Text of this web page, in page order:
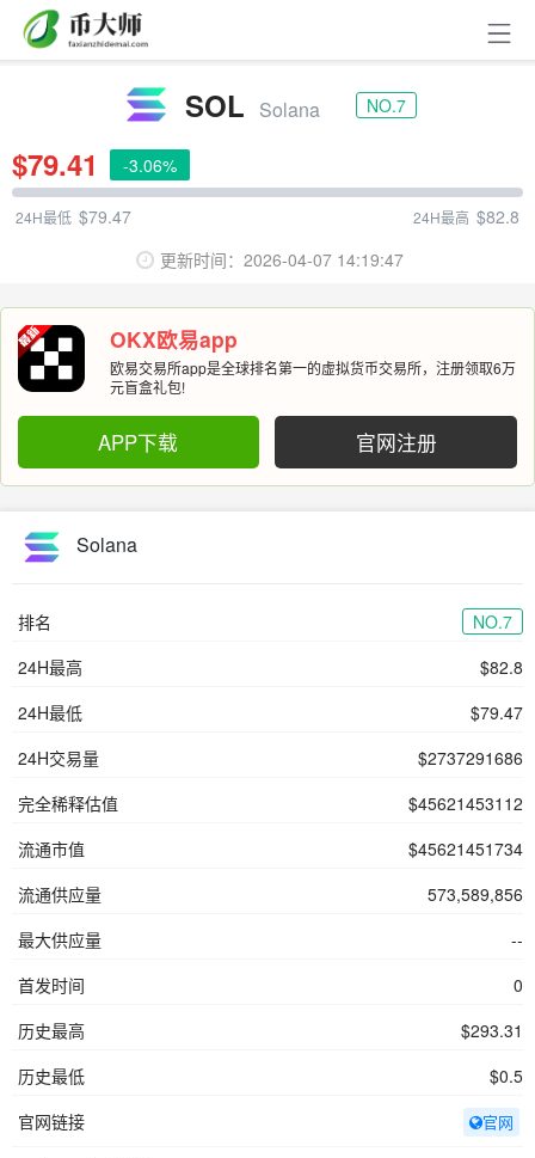
SOL Solana NO.7
$79.41 -3.06%
24H最低 $79.47 24H最高 $82.8
更新时间： 2026-04-07 14:19:47
OKX欧易app
欧易交易所app是全球排名第一的虚拟货币交易所，注册领取6万
元盲盒礼包!
APP下载 官网注册
Solana
排名
NO.7
24H最高
$82.8
24H最低
$79.47
24H交易量
$2737291686
完全稀释估值
$45621453112
流通市值
$45621451734
流通供应量
573,589,856
最大供应量
--
首发时间
0
历史最高
$293.31
历史最低
$0.5
官网链接
官网